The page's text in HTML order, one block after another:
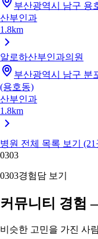
부산광역시 남구 용
산부인과
1.8km
알로하산부인과의원
부산광역시 남구 분
(용호동)
산부인과
1.8km
병원 전체 목록 보기 (21
0303
0303경험담 보기
커뮤니티 경험
비슷한 고민을 가진 사